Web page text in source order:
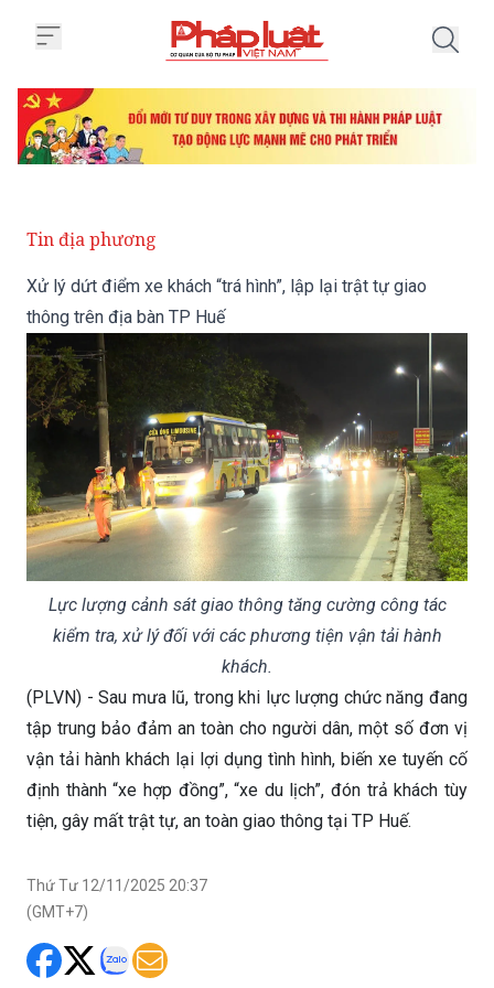
Tin địa phương
Xử lý dứt điểm xe khách “trá hình”, lập lại trật tự giao
thông trên địa bàn TP Huế
Lực lượng cảnh sát giao thông tăng cường công tác
kiểm tra, xử lý đối với các phương tiện vận tải hành
khách.
(PLVN) - Sau mưa lũ, trong khi lực lượng chức năng đang
tập trung bảo đảm an toàn cho người dân, một số đơn vị
vận tải hành khách lại lợi dụng tình hình, biến xe tuyến cố
định thành “xe hợp đồng”, “xe du lịch”, đón trả khách tùy
tiện, gây mất trật tự, an toàn giao thông tại TP Huế.
Thứ Tư 12/11/2025 20:37
(GMT+7)